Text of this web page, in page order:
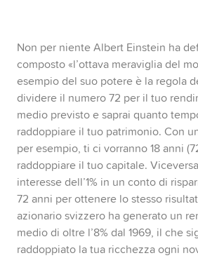
Non per niente Albert Einstein ha
composto «l’ottava meraviglia del
esempio del suo potere è la regola
dividere il numero 72 per il tuo
medio previsto e saprai quanto
raddoppiare il tuo patrimonio. Con
per esempio, ti ci vorranno 18 anni
raddoppiare il tuo capitale.
interesse dell’1% in un conto di
72 anni per ottenere lo stesso
azionario svizzero ha generato un
medio di oltre l’8% dal 1969, il che
raddoppiato la tua ricchezza ogni